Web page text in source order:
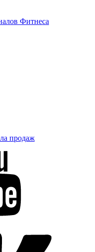
Фитнеса
продаж